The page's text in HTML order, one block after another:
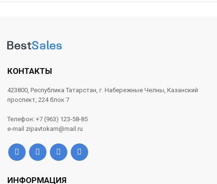
КОНТАКТЫ
423800, Республика Татарстан, г. Набережные Челны, Казанский
проспект, 224 блок 7
Телефон: +7 (963) 123-58-85
e-mail zipavtokam@mail.ru
ИНФОРМАЦИЯ